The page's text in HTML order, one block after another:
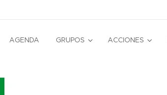
AGENDA GRUPOS ACCIONES